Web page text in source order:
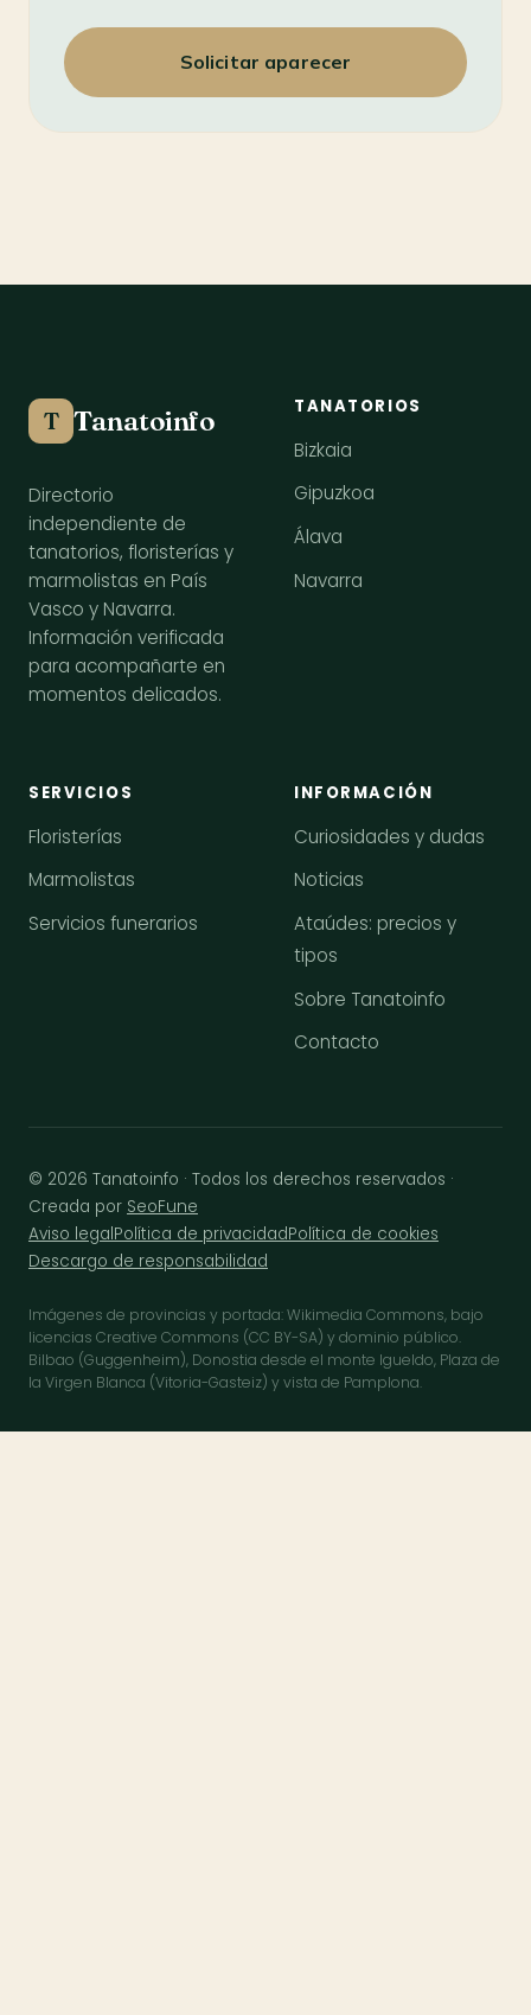
Solicitar aparecer
T Tanatoinfo
Directorio
independiente de
tanatorios, floristerías y
marmolistas en País
Vasco y Navarra.
Información verificada
para acompañarte en
momentos delicados.
TANATORIOS
Bizkaia
Gipuzkoa
Álava
Navarra
SERVICIOS
Floristerías
Marmolistas
Servicios funerarios
INFORMACIÓN
Curiosidades y dudas
Noticias
Ataúdes: precios y
tipos
Sobre Tanatoinfo
Contacto
© 2026 Tanatoinfo · Todos los derechos reservados ·
Creada por SeoFune
Aviso legalPolítica de privacidadPolítica de cookies
Descargo de responsabilidad
Imágenes de provincias y portada: Wikimedia Commons, bajo
licencias Creative Commons (CC BY-SA) y dominio público.
Bilbao (Guggenheim), Donostia desde el monte Igueldo, Plaza de
la Virgen Blanca (Vitoria-Gasteiz) y vista de Pamplona.